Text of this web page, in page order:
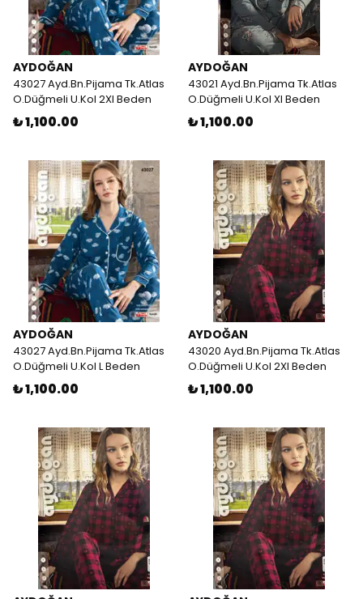
AYDOĞAN
43027 Ayd.Bn.Pijama Tk.Atlas
O.Düğmeli U.Kol 2Xl Beden
₺ 1,100.00
AYDOĞAN
43021 Ayd.Bn.Pijama Tk.Atlas
O.Düğmeli U.Kol Xl Beden
₺ 1,100.00
AYDOĞAN
43027 Ayd.Bn.Pijama Tk.Atlas
O.Düğmeli U.Kol L Beden
₺ 1,100.00
AYDOĞAN
43020 Ayd.Bn.Pijama Tk.Atlas
O.Düğmeli U.Kol 2Xl Beden
₺ 1,100.00